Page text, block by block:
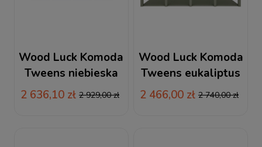
Wood Luck Komoda
Tweens niebieska
2 636,10 zł 2 929,00 zł
Wood Luck Komoda
Tweens eukaliptus
2 466,00 zł 2 740,00 zł